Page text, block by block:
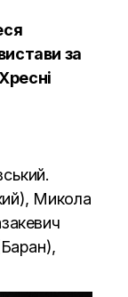
за
Микола